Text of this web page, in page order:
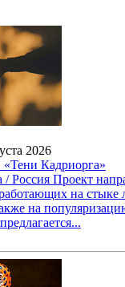
2026
Кадриорга»
/ Россия Проект
на стыке
на